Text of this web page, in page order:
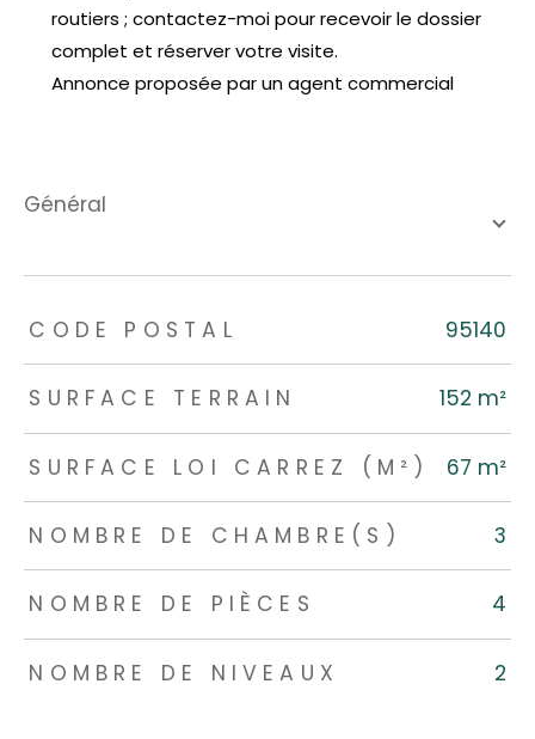
routiers ; contactez-moi pour recevoir le dossier
complet et réserver votre visite.
Annonce proposée par un agent commercial
général
TRAD_ZEPHYR_Caracteristique TRAD_ZEPHYR_Valeurs
CODE POSTAL 95140
SURFACE TERRAIN 152 m²
SURFACE LOI CARREZ (M²) 67 m²
NOMBRE DE CHAMBRE(S) 3
NOMBRE DE PIÈCES 4
NOMBRE DE NIVEAUX 2